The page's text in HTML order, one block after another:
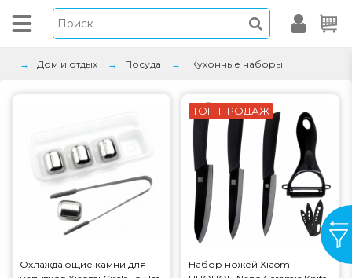
Дом и отдых Посуда Кухонные наборы
Охлаждающие камни для
ТОП ПРОДАЖ
Набор ножей Xiaomi